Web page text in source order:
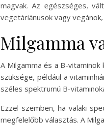
magvak. Az egészséges,
vegetáriánusok vagy
Milgamma
A Milgamma és a B-
szüksége, például a
széles spektrumú B-
Ezzel szemben, ha valaki
megfelelőbb választás. A